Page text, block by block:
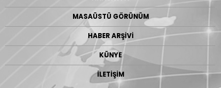
MASAÜSTÜ GÖRÜNÜM
HABER ARŞİVİ
KÜNYE
İLETİŞİM